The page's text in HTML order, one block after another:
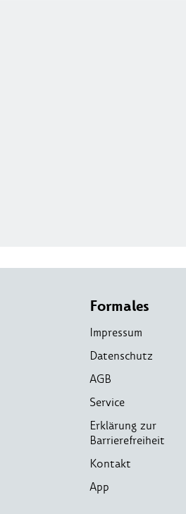
Formales
Impressum
Datenschutz
AGB
Service
Erklärung zur
Barrierefreiheit
Kontakt
App